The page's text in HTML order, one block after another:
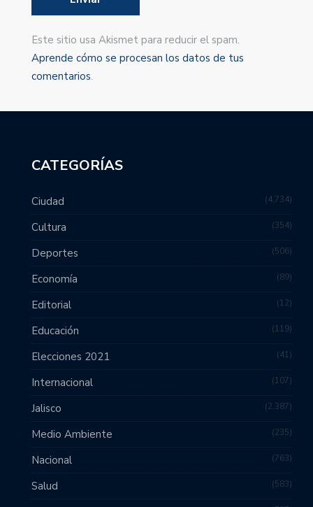
Este sitio usa Akismet para reducir el spam.
Aprende cómo se procesan los datos de tus
comentarios.
CATEGORÍAS
Ciudad 4,734
Cultura 354
Deportes 506
Economía 89
Editorial 12
Educación 119
Elecciones 2021 41
Internacional 107
Jalisco 2,387
Medio Ambiente 235
Nacional 763
Salud 583